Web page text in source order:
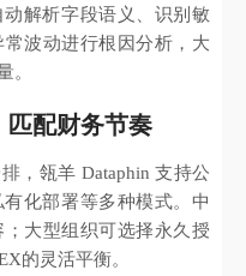
解析字段语义、识别敏
波动进行根因分析，大
。
匹配财务节奏
，瓴羊 Dataphin 支持公
化部署等多种模式。中
大型组织可选择永久授
的灵活平衡。